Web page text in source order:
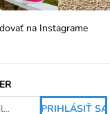
na Instagrame